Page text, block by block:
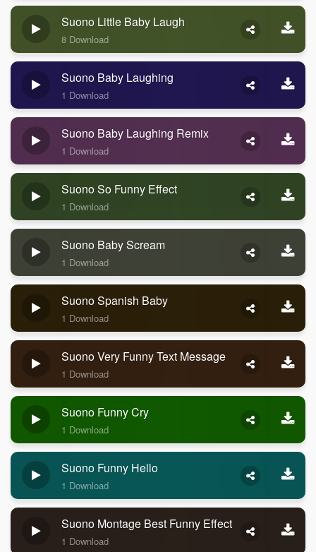
Suono Little Baby Laugh
8 Download
Suono Baby Laughing
1 Download
Suono Baby Laughing Remix
1 Download
Suono So Funny Effect
1 Download
Suono Baby Scream
1 Download
Suono Spanish Baby
1 Download
Suono Very Funny Text Message
1 Download
Suono Funny Cry
1 Download
Suono Funny Hello
1 Download
Suono Montage Best Funny Effect
1 Download